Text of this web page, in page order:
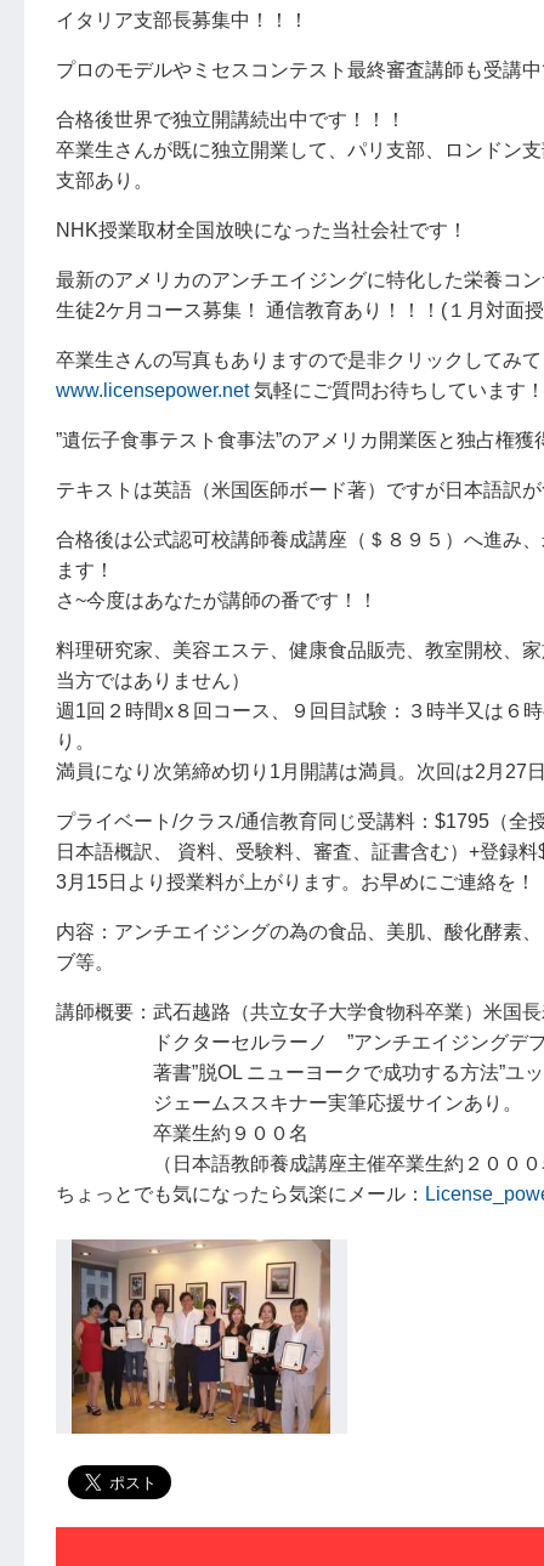
イタリア支部長募集中！！！
プロのモデルやミセスコンテスト最終審査講師も受講
合格後世界で独立開講続出中です！！！
卒業生さんが既に独立開業して、パリ支部、ロンドン
支部あり。
NHK授業取材全国放映になった当社会社です！
最新のアメリカのアンチエイジングに特化した栄養コ
生徒2ケ月コース募集！ 通信教育あり！！！(１月対面
卒業生さんの写真もありますので是非クリックしてみ
www.licensepower.net気軽にご質問お待ちしています
”遺伝子食事テスト食事法”のアメリカ開業医と独占権獲
テキストは英語（米国医師ボード著）ですが日本語訳
合格後は公式認可校講師養成講座（＄８９５）へ進み
ます！
さ~今度はあなたが講師の番です！！
料理研究家、美容エステ、健康食品販売、教室開校
当方ではありません）
週1回２時間x８回コース、９回目試験：３時半又は６
り。
満員になり次第締め切り1月開講は満員。次回は2月27
プライベート/クラス/通信教育同じ受講料：$1795（全
日本語概訳、 資料、受験料、審査、証書含む）+登録料
3月15日より授業料が上がります。お早めにご連絡を！
内容：アンチエイジングの為の食品、美肌、酸化酵素
ブ等。
講師概要：武石越路（共立女子大学食物科卒業）米国
ドクターセルラーノ ”アンチエイジングデプ
著書”脱OL ニューヨークで成功する方法”ユッ
ジェームススキナー実筆応援サインあり。
卒業生約９００名
（日本語教師養成講座主催卒業生約２０００
ちょっとでも気になったら気楽にメール：